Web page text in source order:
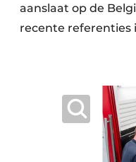
aanslaat op de
recente referenties